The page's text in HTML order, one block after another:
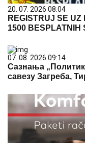
20. 07. 2026 08:04
REGISTRUJ SE
1500 BESPLATNIH
07. 08. 2026 09:14
Сазнања
савезу Загреба,